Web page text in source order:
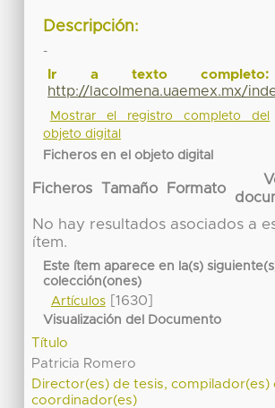
Descripción:
-
Ir a texto completo:
http://lacolmena.uaemex.mx/
Mostrar el registro completo del
objeto digital
Ficheros en el objeto digital
Ficheros Tamaño Formato
No hay resultados asociados a
ítem.
Este ítem aparece en la(s)
colección(ones)
Artículos[1630]
Visualización del Documento
Título
Patricia Romero
Director(es) de tesis, compilador(es)
coordinador(es)